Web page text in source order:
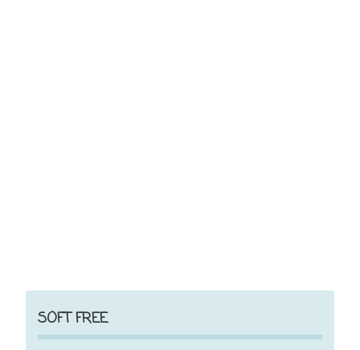
SOFT FREE